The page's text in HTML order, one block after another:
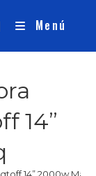
Menú
14”